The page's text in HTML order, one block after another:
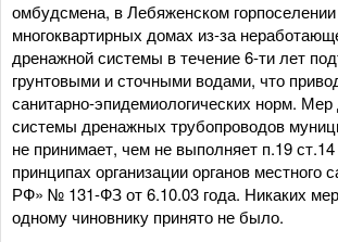
омбудсмена, в Лебяженском
многоквартирных домах из-за
дренажной системы в течение 6-ти лет
грунтовыми и сточными водами, что
санитарно-эпидемиологических норм.
системы дренажных трубопроводов
не принимает, чем не выполняет п.19
принципах организации органов местного
РФ» № 131-ФЗ от 6.10.03 года. Никаких
одному чиновнику принято не было.